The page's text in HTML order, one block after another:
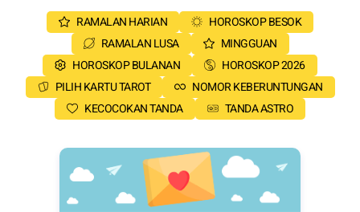
RAMALAN HARIAN
HOROSKOP BESOK
RAMALAN LUSA
MINGGUAN
HOROSKOP BULANAN
HOROSKOP 2026
PILIH KARTU TAROT
NOMOR KEBERUNTUNGAN
KECOCOKAN TANDA
TANDA ASTRO